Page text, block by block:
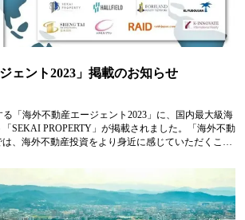
ェント2023」掲載のお知らせ
る「海外不動産エージェント2023」に、国内最大級海
SEKAI PROPERTY」が掲載されました。「海外不動
、海外不動産投資をより身近に感じていただくこと